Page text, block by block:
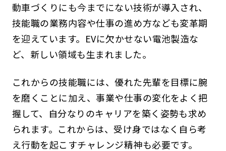
動車づくりにも今までにない技術が導入され、
技能職の業務内容や仕事の進め方なども変革期
を迎えています。EVに欠かせない電池製造な
ど、新しい領域も生まれました。
これからの技能職には、優れた先輩を目標に腕
を磨くことに加え、事業や仕事の変化をよく把
握して、自分なりのキャリアを築く姿勢も求め
られます。これからは、受け身ではなく自ら考
え行動を起こすチャレンジ精神も必要です。